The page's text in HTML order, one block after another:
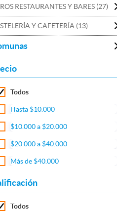
RESTAURANTES Y BARES (27)
Y CAFETERÍA (13)
Todos
Hasta $10.000
$10.000 a $20.000
$20.000 a $40.000
Más de $40.000
Todos